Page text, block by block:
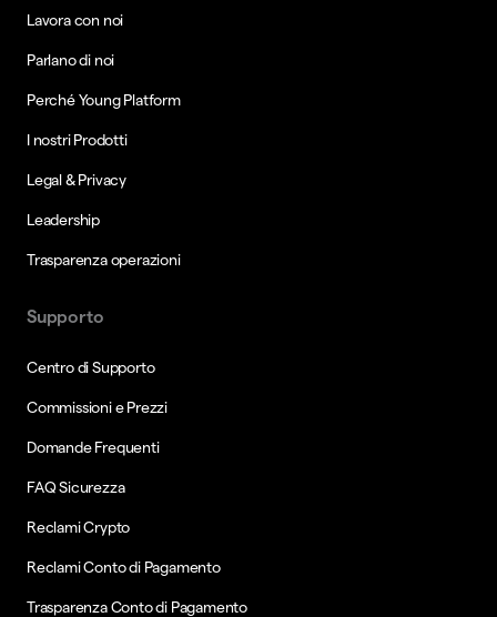
Lavora con noi
Parlano di noi
Perché Young Platform
I nostri Prodotti
Legal & Privacy
Leadership
Trasparenza operazioni
Supporto
Centro di Supporto
Commissioni e Prezzi
Domande Frequenti
FAQ Sicurezza
Reclami Crypto
Reclami Conto di Pagamento
Trasparenza Conto di Pagamento